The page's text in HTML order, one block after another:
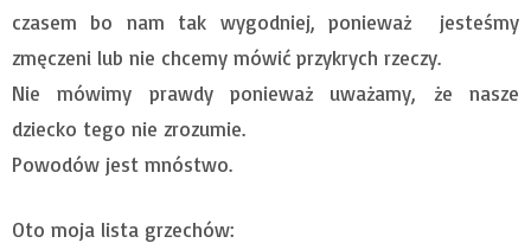
czasem bo nam tak wygodniej, ponieważ jesteśmy
zmęczeni lub nie chcemy mówić przykrych rzeczy.
Nie mówimy prawdy ponieważ uważamy, że nasze
dziecko tego nie zrozumie.
Powodów jest mnóstwo.
Oto moja lista grzechów: